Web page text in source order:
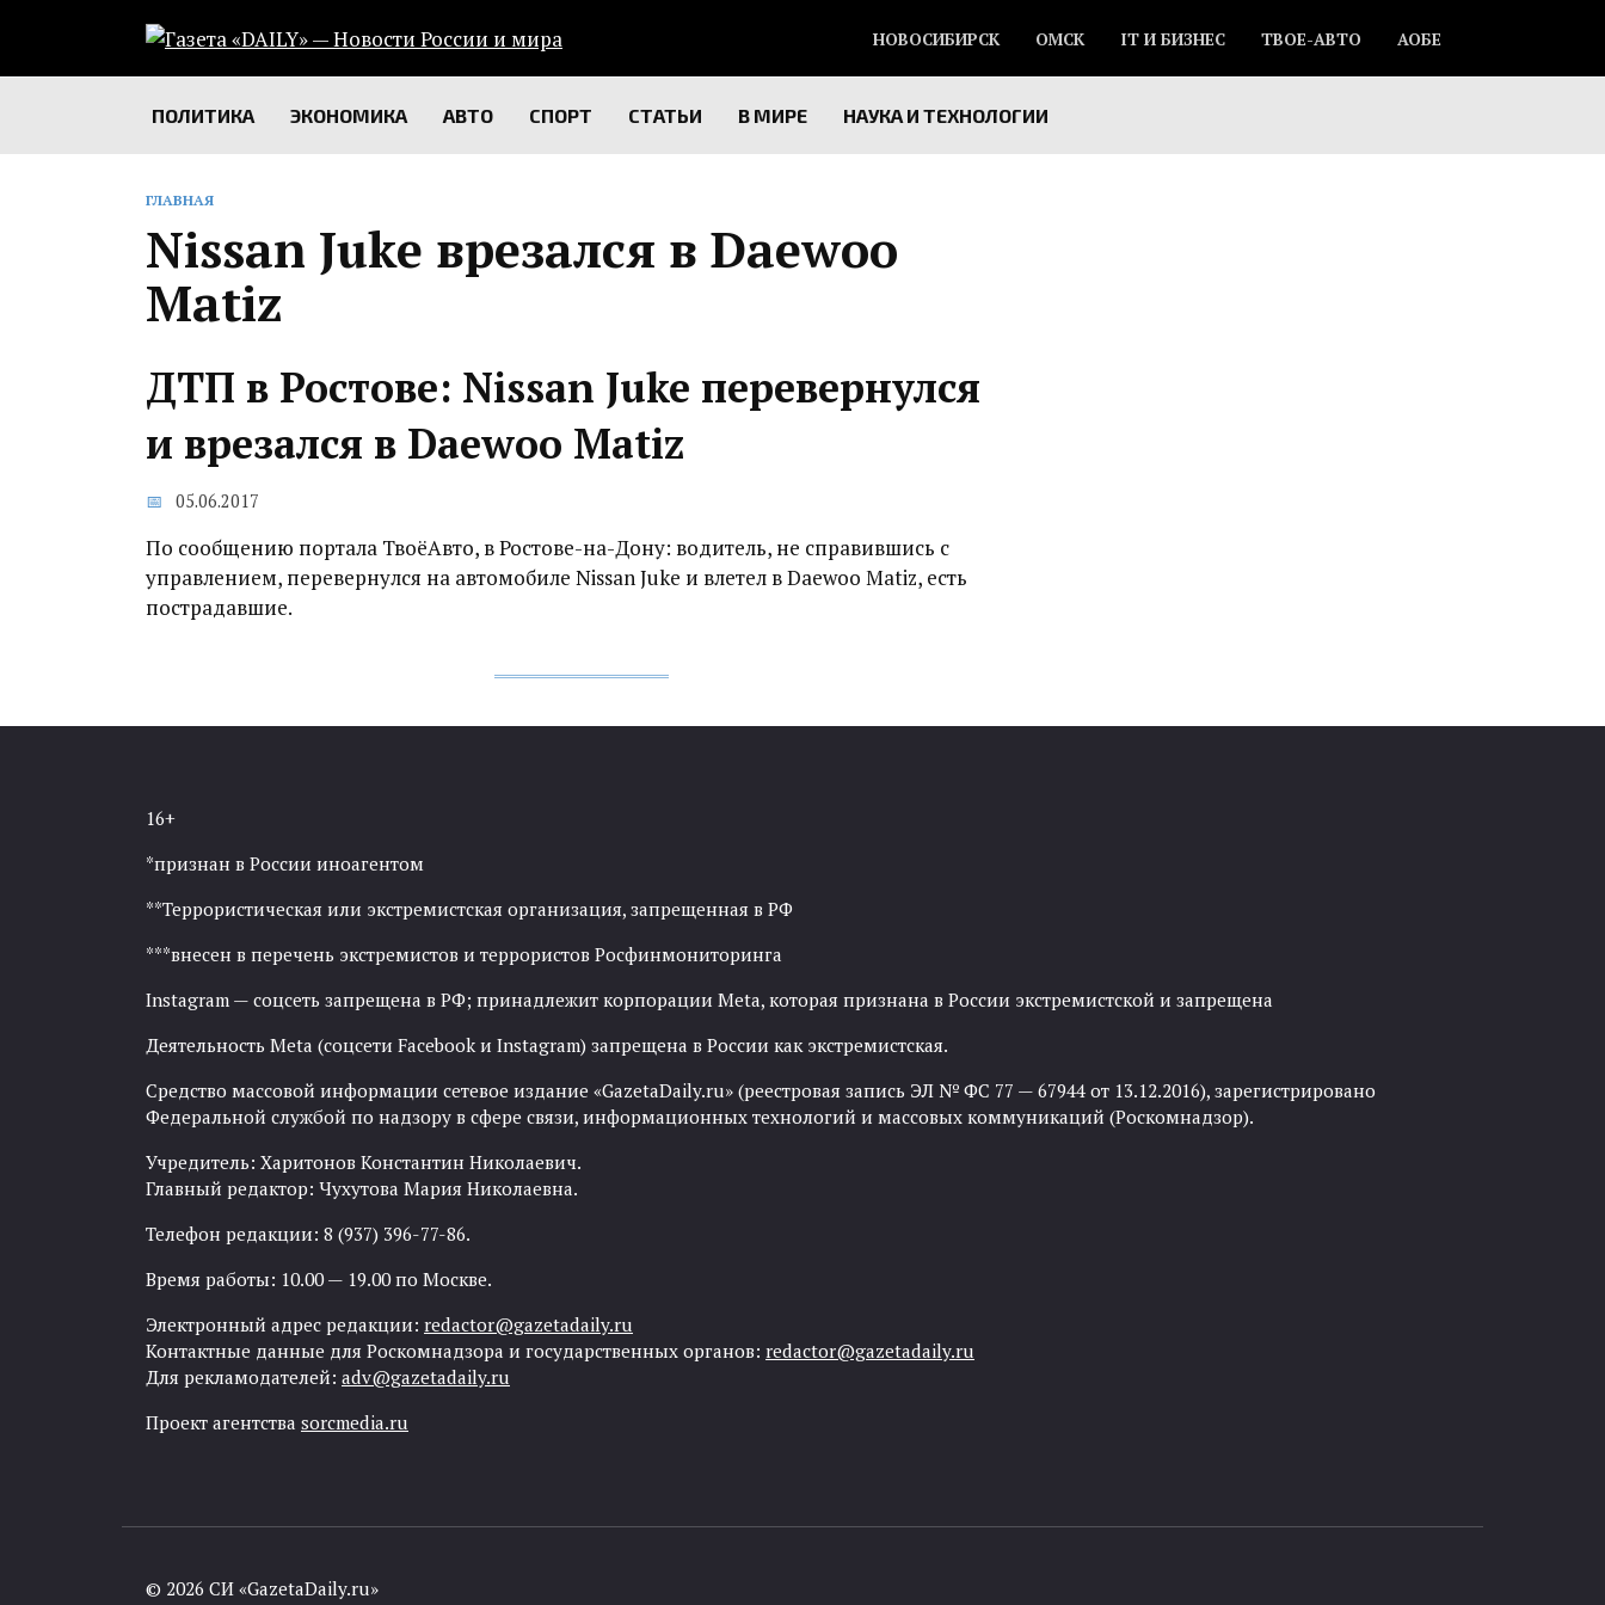
содержанию
НОВОСИБИРСК ОМСК IT И БИЗНЕС ТВОЕ-АВТО АОБЕ
ПОЛИТИКА ЭКОНОМИКА АВТО СПОРТ СТАТЬИ В МИРЕ НАУКА И ТЕХНОЛОГИИ
ГЛАВНАЯ
Nissan Juke врезался в Daewoo
Matiz
ДТП в Ростове: Nissan Juke перевернулся
и врезался в Daewoo Matiz
05.06.2017
По сообщению портала ТвоёАвто, в Ростове-на-Дону: водитель, не справившись с
управлением, перевернулся на автомобиле Nissan Juke и влетел в Daewoo Matiz, есть
пострадавшие.
16+
*признан в России иноагентом
**Террористическая или экстремистская организация, запрещенная в РФ
***внесен в перечень экстремистов и террористов Росфинмониторинга
Instagram — соцсеть запрещена в РФ; принадлежит корпорации Meta, которая признана в России экстремистской и запрещена
Деятельность Meta (соцсети Facebook и Instagram) запрещена в России как экстремистская.
Средство массовой информации сетевое издание «GazetaDaily.ru» (реестровая запись ЭЛ № ФС 77 — 67944 от 13.12.2016), зарегистрировано
Федеральной службой по надзору в сфере связи, информационных технологий и массовых коммуникаций (Роскомнадзор).
Учредитель: Харитонов Константин Николаевич.
Главный редактор: Чухутова Мария Николаевна.
Телефон редакции: 8 (937) 396-77-86.
Время работы: 10.00 — 19.00 по Москве.
Электронный адрес редакции: redactor@gazetadaily.ru
Контактные данные для Роскомнадзора и государственных органов: redactor@gazetadaily.ru
Для рекламодателей: adv@gazetadaily.ru
Проект агентства sorcmedia.ru
© 2026 СИ «GazetaDaily.ru»